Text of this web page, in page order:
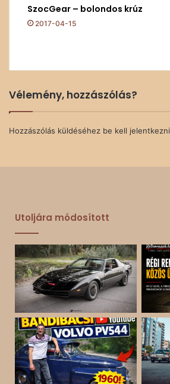
SzocGear – bolondos krúz
2017-04-15
Vélemény, hozzászólás?
Hozzászólás küldéséhez be kell jelentkezni
Utoljára módosított